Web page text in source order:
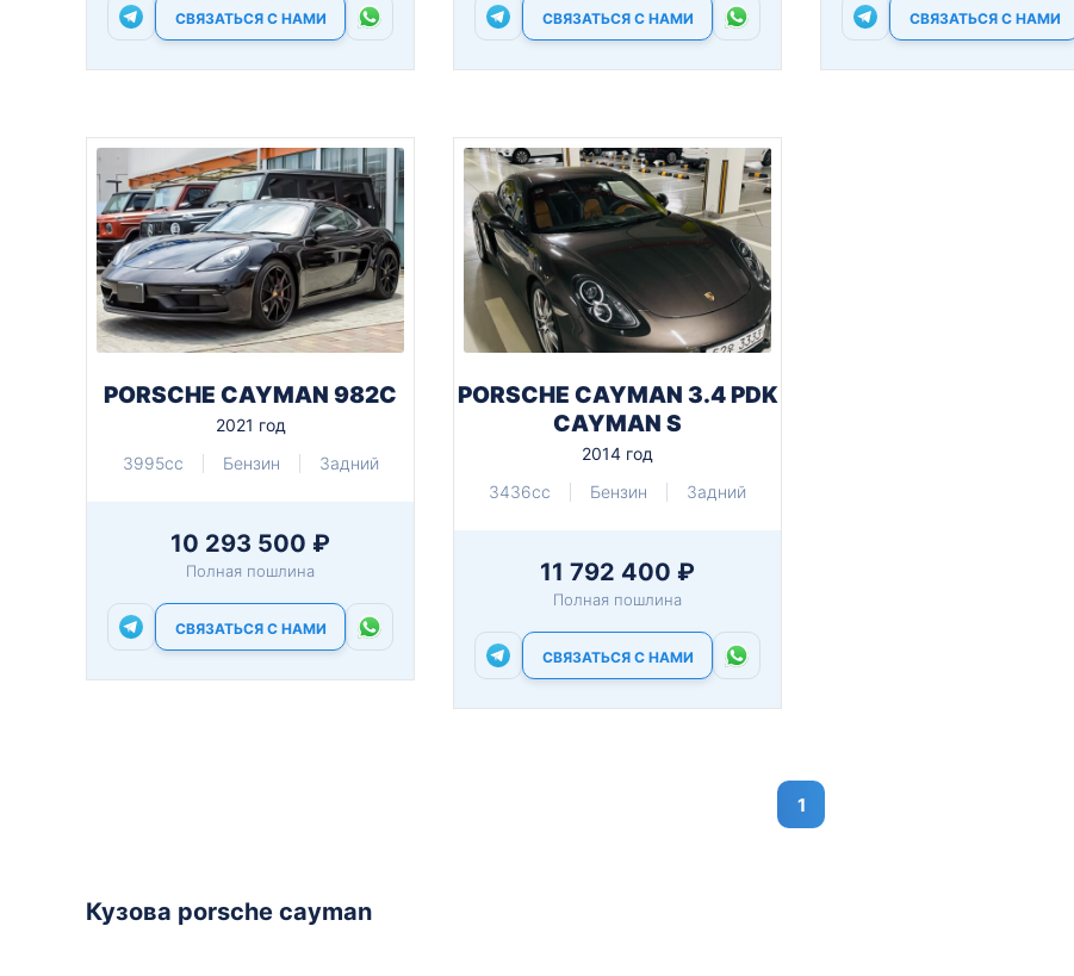
СВЯЗАТЬСЯ С НАМИ СВЯЗАТЬСЯ С НАМИ СВЯЗАТЬСЯ С НАМИ
PORSCHE CAYMAN 982C
2021 год
3995cc
Бензин Задний
10 293 500 ₽
Полная пошлина
СВЯЗАТЬСЯ С НАМИ
PORSCHE CAYMAN 3.4 PDK
CAYMAN S
2014 год
3436cc
Бензин Задний
11 792 400 ₽
Полная пошлина
СВЯЗАТЬСЯ С НАМИ
1
Кузова porsche cayman